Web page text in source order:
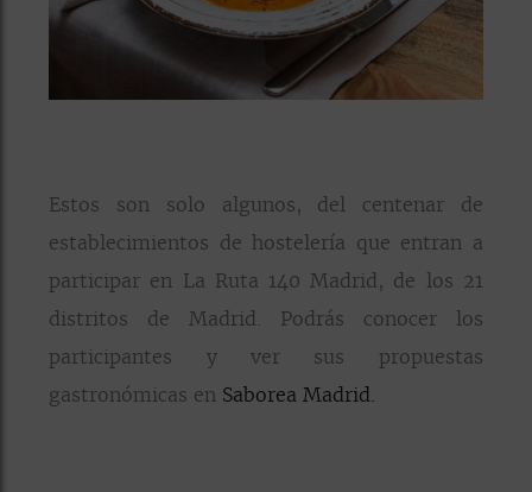
Estos son solo algunos, del centenar de
establecimientos de hostelería que entran a
participar en La Ruta 140 Madrid, de los 21
distritos de Madrid. Podrás conocer los
participantes y ver sus propuestas
gastronómicas en Saborea Madrid.